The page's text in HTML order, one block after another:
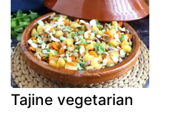
Tajine vegetarian